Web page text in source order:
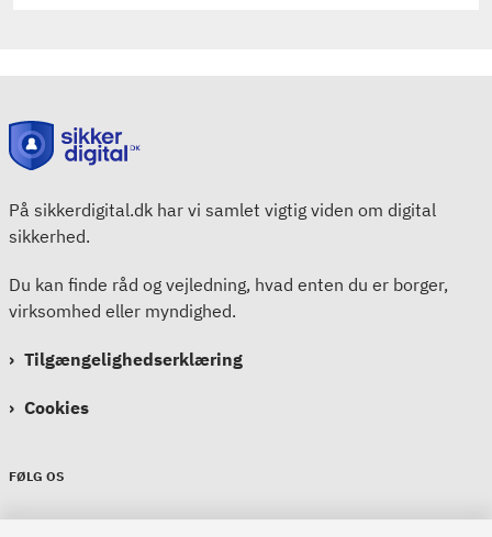
På sikkerdigital.dk har vi samlet vigtig viden om digital
sikkerhed.
Du kan finde råd og vejledning, hvad enten du er borger,
virksomhed eller myndighed.
Tilgængelighedserklæring
Cookies
FØLG OS